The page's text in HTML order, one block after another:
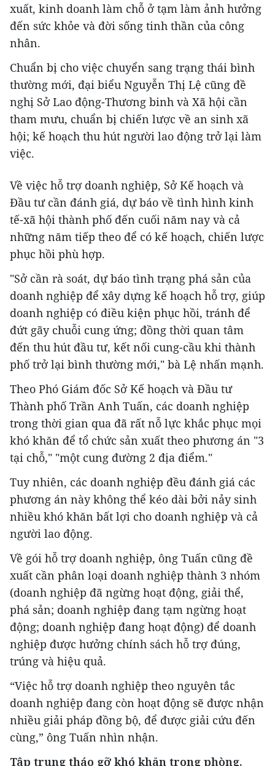
xuất, kinh doanh làm chỗ ở tạm làm ảnh hưởng
đến sức khỏe và đời sống tinh thần của công
nhân.
Chuẩn bị cho việc chuyển sang trạng thái bình
thường mới, đại biểu Nguyễn Thị Lệ cũng đề
nghị Sở Lao động-Thương binh và Xã hội cần
tham mưu, chuẩn bị chiến lược về an sinh xã
hội; kế hoạch thu hút người lao động trở lại làm
việc.
Về việc hỗ trợ doanh nghiệp, Sở Kế hoạch và
Đầu tư cần đánh giá, dự báo về tình hình kinh
tế-xã hội thành phố đến cuối năm nay và cả
những năm tiếp theo để có kế hoạch, chiến lược
phục hồi phù hợp.
"Sở cần rà soát, dự báo tình trạng phá sản của
doanh nghiệp để xây dựng kế hoạch hỗ trợ, giúp
doanh nghiệp có điều kiện phục hồi, tránh để
đứt gãy chuỗi cung ứng; đồng thời quan tâm
đến thu hút đầu tư, kết nối cung-cầu khi thành
phố trở lại bình thường mới," bà Lệ nhấn mạnh.
Theo Phó Giám đốc Sở Kế hoạch và Đầu tư
Thành phố Trần Anh Tuấn, các doanh nghiệp
trong thời gian qua đã rất nỗ lực khắc phục mọi
khó khăn để tổ chức sản xuất theo phương án "3
tại chỗ," "một cung đường 2 địa điểm."
Tuy nhiên, các doanh nghiệp đều đánh giá các
phương án này không thể kéo dài bởi nảy sinh
nhiều khó khăn bất lợi cho doanh nghiệp và cả
người lao động.
Về gói hỗ trợ doanh nghiệp, ông Tuấn cũng đề
xuất cần phân loại doanh nghiệp thành 3 nhóm
(doanh nghiệp đã ngừng hoạt động, giải thể,
phá sản; doanh nghiệp đang tạm ngừng hoạt
động; doanh nghiệp đang hoạt động) để doanh
nghiệp được hưởng chính sách hỗ trợ đúng,
trúng và hiệu quả.
“Việc hỗ trợ doanh nghiệp theo nguyên tắc
doanh nghiệp đang còn hoạt động sẽ được nhận
nhiều giải pháp đồng bộ, để được giải cứu đến
cùng,” ông Tuấn nhìn nhận.
Tập trung tháo gỡ khó khăn trong phòng,